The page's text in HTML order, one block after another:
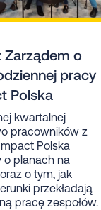
Zarządem o
pracy
Polska
kwartalnej
pracowników z
Polska
o planach na
o tym, jak
przekładają
pracę zespołów.